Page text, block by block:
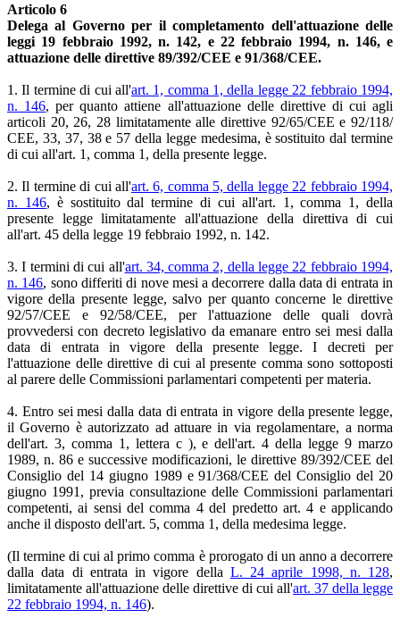
Articolo 6
Delega al Governo per il completamento dell'attuazione delle
leggi 19 febbraio 1992, n. 142, e 22 febbraio 1994, n. 146, e
attuazione delle direttive 89/392/CEE e 91/368/CEE.
1. Il termine di cui all'art. 1, comma 1, della legge 22 febbraio 1994,
n. 146, per quanto attiene all'attuazione delle direttive di cui agli
articoli 20, 26, 28 limitatamente alle direttive 92/65/CEE e 92/118/
CEE, 33, 37, 38 e 57 della legge medesima, è sostituito dal termine
di cui all'art. 1, comma 1, della presente legge.
2. Il termine di cui all'art. 6, comma 5, della legge 22 febbraio 1994,
n. 146, è sostituito dal termine di cui all'art. 1, comma 1, della
presente legge limitatamente all'attuazione della direttiva di cui
all'art. 45 della legge 19 febbraio 1992, n. 142.
3. I termini di cui all'art. 34, comma 2, della legge 22 febbraio 1994,
n. 146, sono differiti di nove mesi a decorrere dalla data di entrata in
vigore della presente legge, salvo per quanto concerne le direttive
92/57/CEE e 92/58/CEE, per l'attuazione delle quali dovrà
provvedersi con decreto legislativo da emanare entro sei mesi dalla
data di entrata in vigore della presente legge. I decreti per
l'attuazione delle direttive di cui al presente comma sono sottoposti
al parere delle Commissioni parlamentari competenti per materia.
4. Entro sei mesi dalla data di entrata in vigore della presente legge,
il Governo è autorizzato ad attuare in via regolamentare, a norma
dell'art. 3, comma 1, lettera c ), e dell'art. 4 della legge 9 marzo
1989, n. 86 e successive modificazioni, le direttive 89/392/CEE del
Consiglio del 14 giugno 1989 e 91/368/CEE del Consiglio del 20
giugno 1991, previa consultazione delle Commissioni parlamentari
competenti, ai sensi del comma 4 del predetto art. 4 e applicando
anche il disposto dell'art. 5, comma 1, della medesima legge.
(Il termine di cui al primo comma è prorogato di un anno a decorrere
dalla data di entrata in vigore della L. 24 aprile 1998, n. 128,
limitatamente all'attuazione delle direttive di cui all'art. 37 della legge
22 febbraio 1994, n. 146).